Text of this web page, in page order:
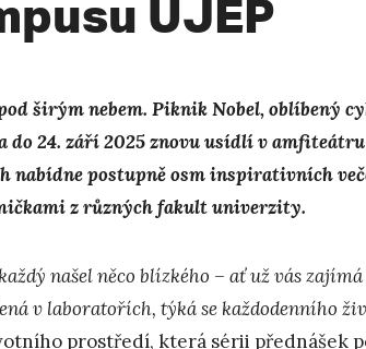
UJEP
širým nebem. Piknik Nobel, oblíbený
do 24. září 2025 znovu usídlí v
nabídne postupně osm inspirativních
z různých fakult univerzity.
našel něco blízkého – ať už vás
v laboratořích, týká se každodenního
prostředí, která sérii přednášek